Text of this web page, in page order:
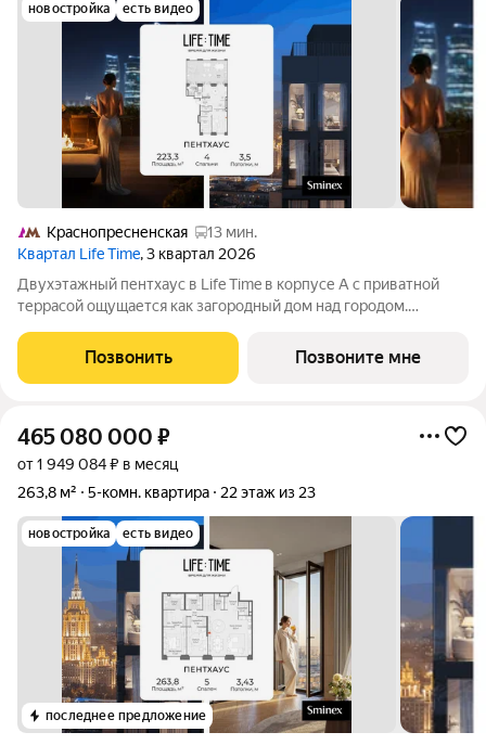
новостройка есть видео
Краснопресненская
13 мин.
Квартал Life Time, 3 квартал 2026
Двухэтажный пентхаус в Life Time в корпусе А с приватной
террасой ощущается как загородный дом над городом.
камин и терраса на одном уровне с кухней-гостиной
формируют идеальное пространство для
Позвонить Позвоните мне
465 080 000 ₽
от 1 949 084 ₽ в месяц
263,8 м²
5-комн. квартира 22 этаж из 23
новостройка есть видео
последнее предложение